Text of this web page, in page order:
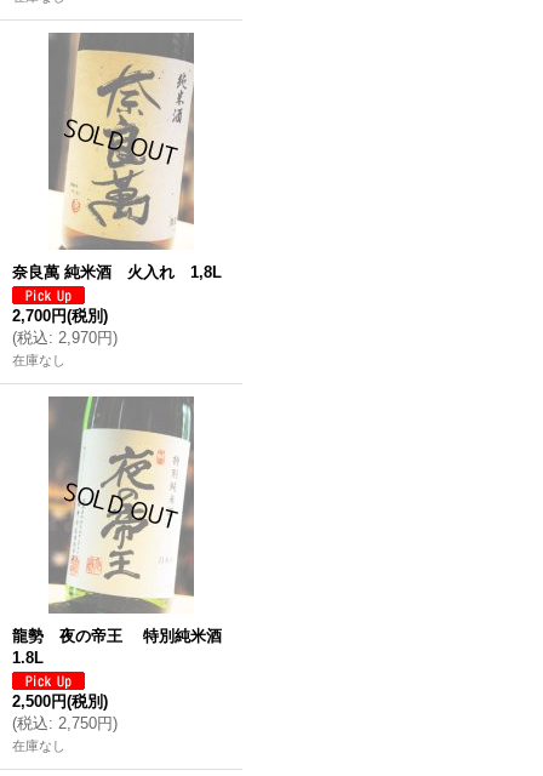
奈良萬 純米酒 火入れ 1,8L
2,700円(税別)
(税込: 2,970円)
在庫なし
龍勢 夜の帝王 特別純米酒
1.8L
2,500円(税別)
(税込: 2,750円)
在庫なし